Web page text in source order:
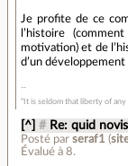
Je profite de ce
l’histoire
motivation) et de
d’un
“It is seldom that liberty of
[^] # Re: quid
Posté parseraf1 (
Évalué à8.